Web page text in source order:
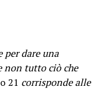
per dare una
non tutto ciò che
21 corrisponde alle